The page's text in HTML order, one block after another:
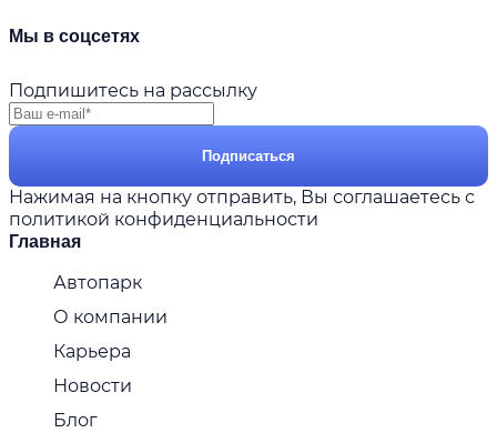
Мы в соцсетях
Подпишитесь на рассылку
Подписаться
Нажимая на кнопку отправить, Вы соглашаетесь с
политикой конфиденциальности
Главная
Автопарк
О компании
Карьера
Новости
Блог